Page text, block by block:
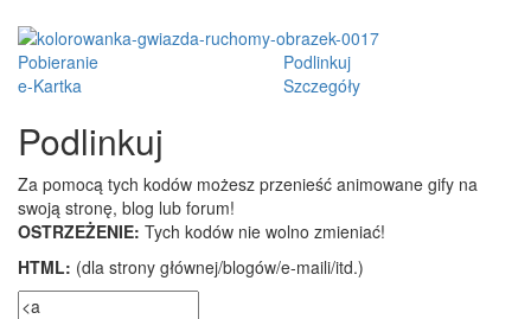
Pobieranie
Podlinkuj
e-Kartka
Szczegóły
Podlinkuj
Za pomocą tych kodów możesz przenieść animowane gify na
swoją stronę, blog lub forum!
OSTRZEŻENIE: Tych kodów nie wolno zmieniać!
HTML: (dla strony głównej/blogów/e-maili/itd.)